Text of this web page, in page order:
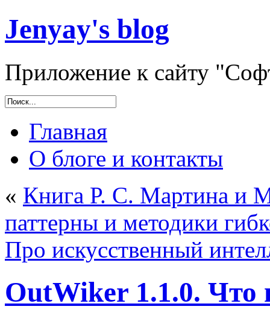
Jenyay's blog
Приложение к сайту
Главная
О блоге и контакты
« Книга Р. С. Мартина и
паттерны и методики
Про искусственный
OutWiker 1.1.0. Что